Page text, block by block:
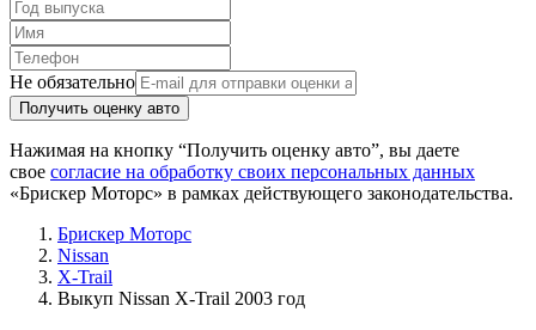
Не обязательно
Получить оценку авто
Нажимая на кнопку “Получить оценку авто”, вы даете
свое согласие на обработку своих персональных данных
«Брискер Моторс» в рамках действующего законодательства.
Брискер Моторс
Nissan
X-Trail
Выкуп Nissan X-Trail 2003 год